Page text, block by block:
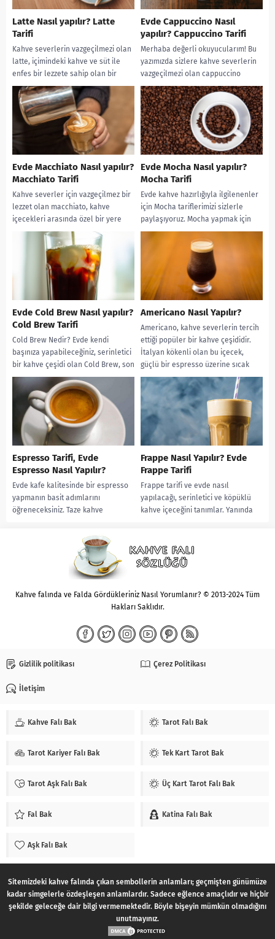
Latte Nasıl yapılır? Latte
Tarifi
Kahve severlerin vazgeçilmezi olan
latte, içimindeki kahve ve süt ile
enfes bir lezzete sahip olan bir
içecektir. Bu yazımızda, latte...
Evde Cappuccino Nasıl
yapılır? Cappuccino Tarifi
Merhaba değerli okuyucularım! Bu
yazımızda sizlere kahve severlerin
vazgeçilmezi olan cappuccino
hakkında tüm detayları anlatacağız.
Cappuccino nedir, cappuccino nasıl
yapılır,...
Evde Macchiato Nasıl yapılır?
Macchiato Tarifi
Kahve severler için vazgeçilmez bir
lezzet olan macchiato, kahve
içecekleri arasında özel bir yere
sahiptir. Macchiato, İtalyanca
"lekelendi" anlamına gelir...
Evde Mocha Nasıl yapılır?
Mocha Tarifi
Evde kahve hazırlığıyla ilgilenenler
için Mocha tariflerimizi sizlerle
paylaşıyoruz. Mocha yapmak için
gereken malzemelerden
başlayarak, nasıl pişirilmesi
gerektiğine ve Mocha'nın...
Evde Cold Brew Nasıl yapılır?
Cold Brew Tarifi
Cold Brew Nedir? Evde kendi
başınıza yapabileceğiniz, serinletici
bir kahve çeşidi olan Cold Brew, son
yıllarda popülerliğiyle dikkat
çekiyor. Geleneksel...
Americano Nasıl Yapılır?
Americano, kahve severlerin tercih
ettiği popüler bir kahve çeşididir.
İtalyan kökenli olan bu içecek,
güçlü bir espresso üzerine sıcak
su...
Espresso Tarifi, Evde
Espresso Nasıl Yapılır?
Evde kafe kalitesinde bir espresso
yapmanın basit adımlarını
öğreneceksiniz. Taze kahve
makinesi ile harika bir içecek...
Frappe Nasıl Yapılır? Evde
Frappe Tarifi
Frappe tarifi ve evde nasıl
yapılacağı, serinletici ve köpüklü
kahve içeceğini tanımlar. Yanında
Tatlılar için çikolatalı...
Kahve falında ve Falda Gördükleriniz Nasıl Yorumlanır? © 2013-2024 Tüm
Hakları Saklıdır.
Gizlilik politikası Çerez Politikası
İletişim
Kahve Falı Bak Tarot Falı Bak
Tarot Kariyer Falı Bak Tek Kart Tarot Bak
Tarot Aşk Falı Bak Üç Kart Tarot Falı Bak
Fal Bak Katina Falı Bak
Aşk Falı Bak
Sitemizdeki kahve falında çıkan sembollerin anlamları; geçmişten günümüze
kadar simgelerle özdeşleşen anlamlardır. Sadece eğlence amaçlıdır ve hiçbir
şekilde geleceğe dair bilgi vermemektedir. Böyle bişeyin mümkün olmadığını
unutmayınız.